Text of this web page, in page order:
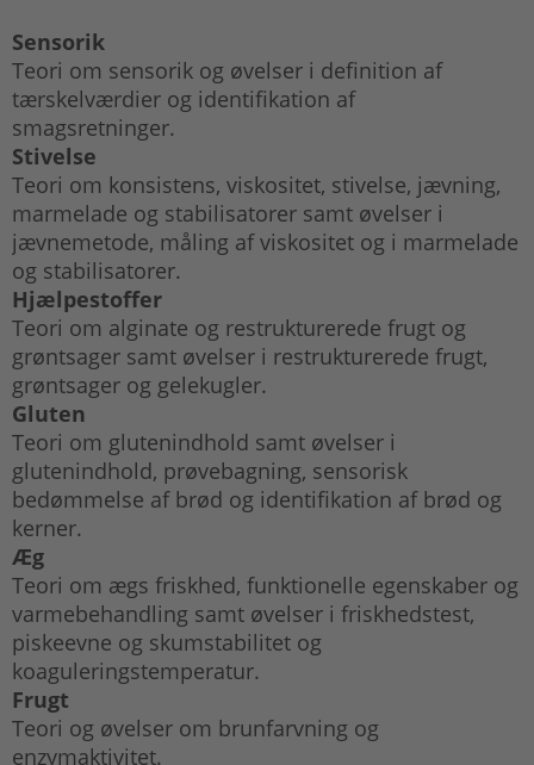
Sensorik
Teori om sensorik og øvelser i definition af
tærskelværdier og identifikation af
smagsretninger.
Stivelse
Teori om konsistens, viskositet, stivelse, jævning,
marmelade og stabilisatorer samt øvelser i
jævnemetode, måling af viskositet og i marmelade
og stabilisatorer.
Hjælpestoffer
Teori om alginate og restrukturerede frugt og
grøntsager samt øvelser i restrukturerede frugt,
grøntsager og gelekugler.
Gluten
Teori om glutenindhold samt øvelser i
glutenindhold, prøvebagning, sensorisk
bedømmelse af brød og identifikation af brød og
kerner.
Æg
Teori om ægs friskhed, funktionelle egenskaber og
varmebehandling samt øvelser i friskhedstest,
piskeevne og skumstabilitet og
koaguleringstemperatur.
Frugt
Teori og øvelser om brunfarvning og
enzymaktivitet.